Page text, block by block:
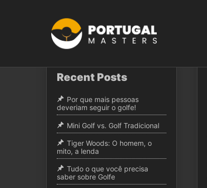
PESQUISAR
Recent Posts
Por que mais pessoas
deveriam seguir o golfe!
Mini Golf vs. Golf Tradicional
Tiger Woods: O homem, o
mito, a lenda
Tudo o que você precisa
saber sobre Golfe